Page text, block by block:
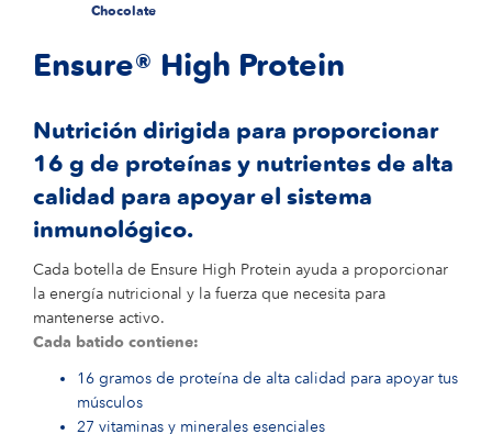
Ensure® High Protein
Nutrición dirigida para proporcionar
16 g de proteínas y nutrientes de alta
calidad para apoyar el sistema
inmunológico.
Cada botella de Ensure High Protein ayuda a proporcionar
la energía nutricional y la fuerza que necesita para
mantenerse activo.
Cada batido contiene:
16 gramos de proteína de alta calidad para apoyar tus
músculos
27 vitaminas y minerales esenciales
Chocolate